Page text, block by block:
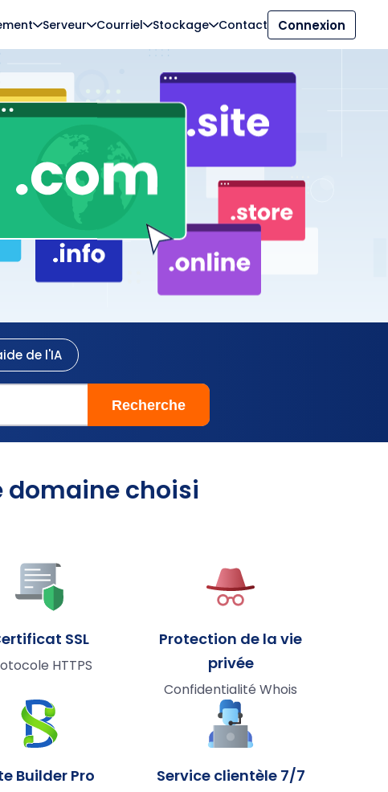
Serveur Courriel Stockage Contact Connexion
de l'IA
domaine choisi
SSL
HTTPS
Protection de la vie
privée
Confidentialité Whois
Builder Pro Service clientèle 7/7